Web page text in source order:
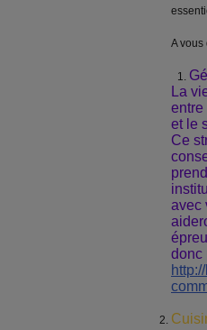
A vous
La
entre
et le
Ce
avec
donc